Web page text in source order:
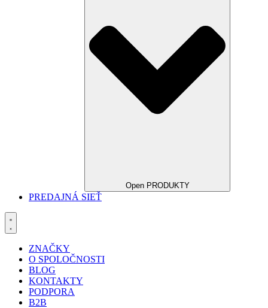
Open PRODUKTY
PREDAJNÁ SIEŤ
ZNAČKY
O SPOLOČNOSTI
BLOG
KONTAKTY
PODPORA
B2B